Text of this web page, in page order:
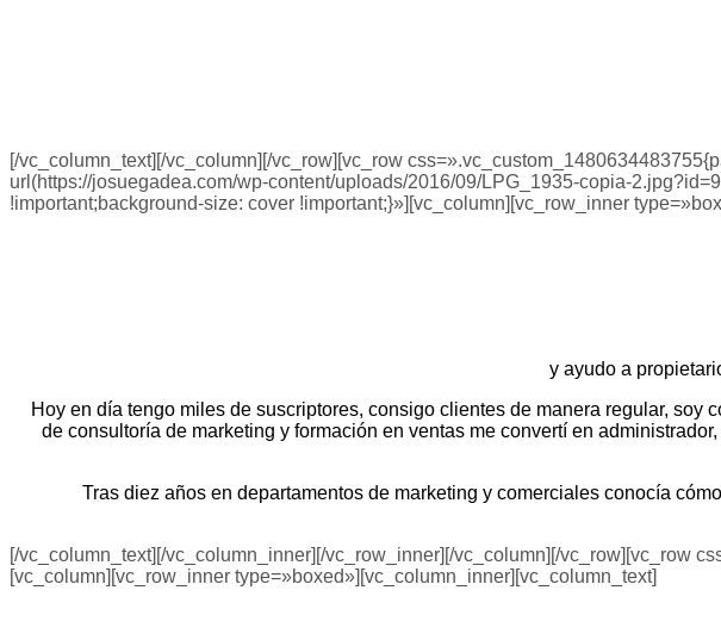
[/vc_column_text][/vc_column][/vc_row][vc_row
url(https://josuegadea.com/wp-content/uploads/2016/09/LPG_1935-copia-
!important;background-size: cover !important;}»][vc_column][vc_row_inner
y ayudo a
Hoy en día tengo miles de suscriptores, consigo clientes de manera regular,
de consultoría de marketing y formación en ventas me convertí en
Tras diez años en departamentos de marketing y comerciales conocía
[/vc_column_text][/vc_column_inner][/vc_row_inner][/vc_column][/vc_row][vc_row
[vc_column][vc_row_inner type=»boxed»][vc_column_inner][vc_column_text]